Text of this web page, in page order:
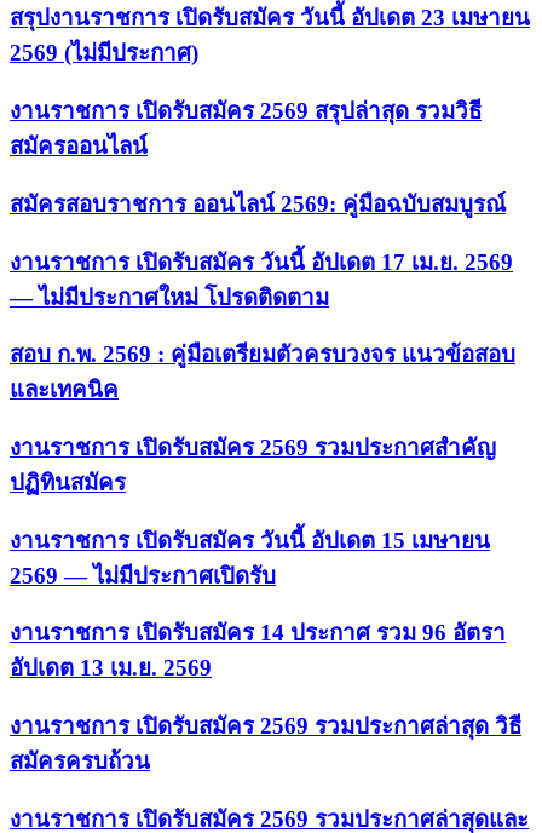
สรุปงานราชการ เปิดรับสมัคร วันนี้ อัปเดต 23 เมษายน
2569 (ไม่มีประกาศ)
งานราชการ เปิดรับสมัคร 2569 สรุปล่าสุด รวมวิธี
สมัครออนไลน์
สมัครสอบราชการ ออนไลน์ 2569: คู่มือฉบับสมบูรณ์
งานราชการ เปิดรับสมัคร วันนี้ อัปเดต 17 เม.ย. 2569
— ไม่มีประกาศใหม่ โปรดติดตาม
สอบ ก.พ. 2569 : คู่มือเตรียมตัวครบวงจร แนวข้อสอบ
และเทคนิค
งานราชการ เปิดรับสมัคร 2569 รวมประกาศสำคัญ
ปฏิทินสมัคร
งานราชการ เปิดรับสมัคร วันนี้ อัปเดต 15 เมษายน
2569 — ไม่มีประกาศเปิดรับ
งานราชการ เปิดรับสมัคร 14 ประกาศ รวม 96 อัตรา
อัปเดต 13 เม.ย. 2569
งานราชการ เปิดรับสมัคร 2569 รวมประกาศล่าสุด วิธี
สมัครครบถ้วน
งานราชการ เปิดรับสมัคร 2569 รวมประกาศล่าสุดและ